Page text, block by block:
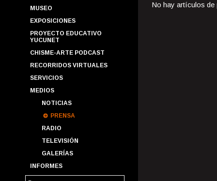
MUSEO
EXPOSICIONES
PROYECTO EDUCATIVO
YUCUNET
CHISME-ARTE PODCAST
RECORRIDOS VIRTUALES
SERVICIOS
MEDIOS
NOTICIAS
PRENSA
RADIO
TELEVISIÓN
GALERÍAS
INFORMES
No hay artículos de